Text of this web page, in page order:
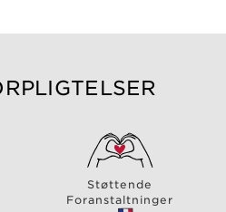
Støttende
Foranstaltninger